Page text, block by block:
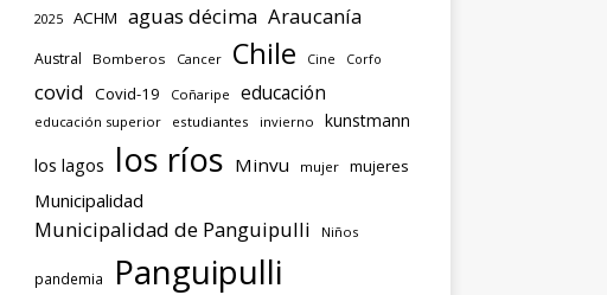
2025 ACHM aguas décima Araucanía
Austral Bomberos Cancer Chile Cine Corfo
covid Covid-19 Coñaripe educación
educación superior estudiantes invierno kunstmann
los lagos los ríos Minvu mujer mujeres
Municipalidad
Municipalidad de Panguipulli Niños
pandemia Panguipulli